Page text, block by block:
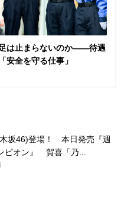
は止まらないのか――待遇
安全を守る仕事」
坂46)登場！ 本日発売『週
ピオン』 賀喜「乃...